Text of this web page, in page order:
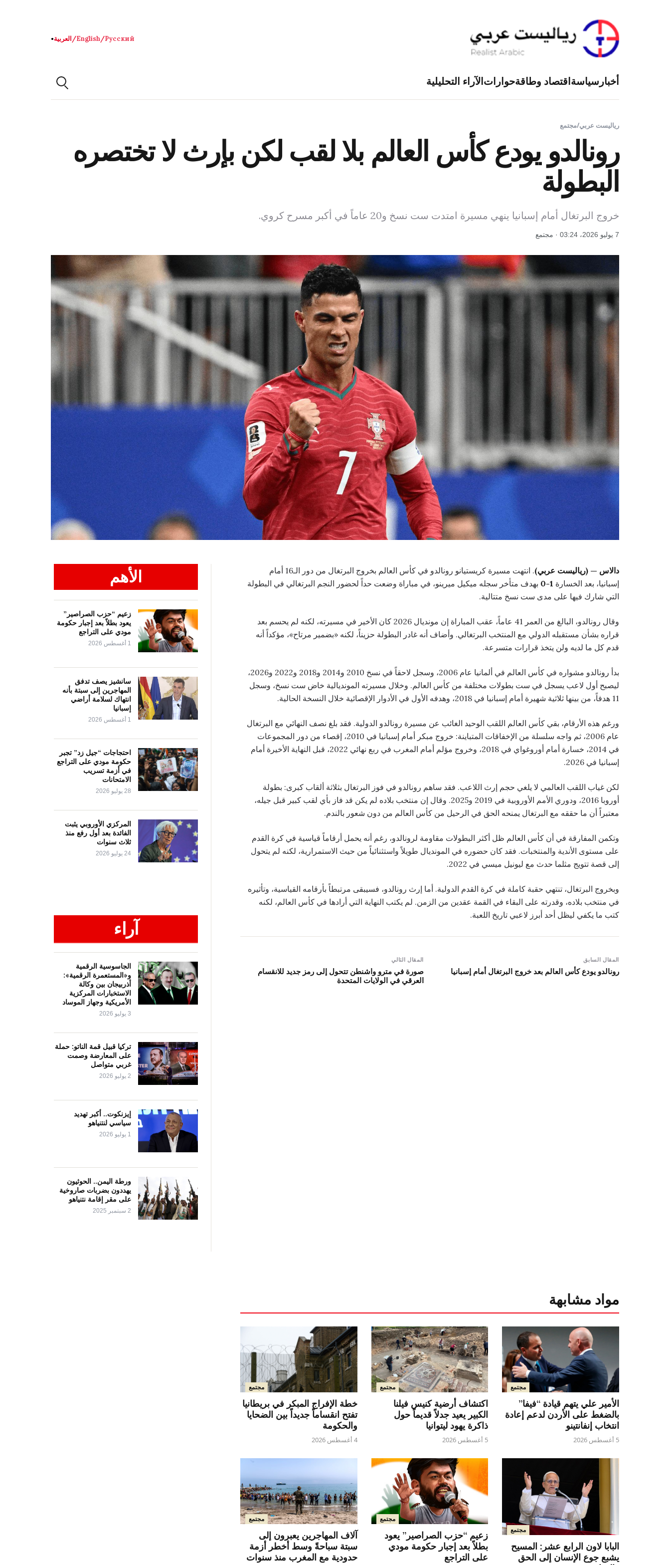
Русский
/
English
/العربية●
أخبار سياسةاقتصاد وطاقةحواراتالآراء التحليلية
رياليست عربي/مجتمع
رونالدو يودع كأس العالم بلا لقب لكن بإرث لا تختصره
البطولة
خروج البرتغال أمام إسبانيا ينهي مسيرة امتدت ست نسخ و20 عاماً في أكبر مسرح كروي.
7 يوليو 2026، 03:24 · مجتمع
دالاس — (رياليست عربي)
. انتهت مسيرة كريستيانو رونالدو في كأس العالم بخروج البرتغال من دور الـ16 أمام
إسبانيا، بعد الخسارة 1-0
بهدف متأخر سجله ميكيل ميرينو، في مباراة وضعت حداً لحضور النجم البرتغالي في البطولة
التي شارك فيها على مدى ست نسخ متتالية.
وقال رونالدو، البالغ من العمر 41 عاماً، عقب المباراة إن مونديال 2026 كان الأخير في مسيرته، لكنه لم يحسم بعد
قراره بشأن مستقبله الدولي مع المنتخب البرتغالي. وأضاف أنه غادر البطولة حزيناً، لكنه «بضمير مرتاح»، مؤكداً أنه
قدم كل ما لديه ولن يتخذ قرارات متسرعة.
بدأ رونالدو مشواره في كأس العالم في ألمانيا عام 2006، وسجل لاحقاً في نسخ 2010 و2014 و2018 و2022 و2026،
ليصبح أول لاعب يسجل في ست بطولات مختلفة من كأس العالم. وخلال مسيرته المونديالية خاض ست نسخ، وسجل
11 هدفاً، من بينها ثلاثية شهيرة أمام إسبانيا في 2018، وهدفه الأول في الأدوار الإقصائية خلال النسخة الحالية.
ورغم هذه الأرقام، بقي كأس العالم اللقب الوحيد الغائب عن مسيرة رونالدو الدولية. فقد بلغ نصف النهائي مع البرتغال
عام 2006، ثم واجه سلسلة من الإخفاقات المتباينة: خروج مبكر أمام إسبانيا في 2010، إقصاء من دور المجموعات
في 2014، خسارة أمام أوروغواي في 2018، وخروج مؤلم أمام المغرب في ربع نهائي 2022، قبل النهاية الأخيرة أمام
إسبانيا في 2026.
لكن غياب اللقب العالمي لا يلغي حجم إرث اللاعب. فقد ساهم رونالدو في فوز البرتغال بثلاثة ألقاب كبرى: بطولة
أوروبا 2016، ودوري الأمم الأوروبية في 2019 و2025. وقال إن منتخب بلاده لم يكن قد فاز بأي لقب كبير قبل جيله،
معتبراً أن ما حققه مع البرتغال يمنحه الحق في الرحيل من كأس العالم من دون شعور بالندم.
وتكمن المفارقة في أن كأس العالم ظل أكثر البطولات مقاومة لرونالدو، رغم أنه يحمل أرقاماً قياسية في كرة القدم
على مستوى الأندية والمنتخبات. فقد كان حضوره في المونديال طويلاً واستثنائياً من حيث الاستمرارية، لكنه لم يتحول
إلى قصة تتويج مثلما حدث مع ليونيل ميسي في 2022.
وبخروج البرتغال، تنتهي حقبة كاملة في كرة القدم الدولية. أما إرث رونالدو، فسيبقى مرتبطاً بأرقامه القياسية، وتأثيره
في منتخب بلاده، وقدرته على البقاء في القمة عقدين من الزمن. لم يكتب النهاية التي أرادها في كأس العالم، لكنه
كتب ما يكفي ليظل أحد أبرز لاعبي تاريخ اللعبة.
المقال السابق
رونالدو يودع كأس العالم بعد خروج البرتغال أمام إسبانيا
المقال التالي
صورة في مترو واشنطن تتحول إلى رمز جديد للانقسام
العرقي في الولايات المتحدة
الأهم
زعيم “حزب الصراصير”
يعود بطلاً بعد إجبار حكومة
مودي على التراجع
1 أغسطس 2026
سانشيز يصف تدفق
المهاجرين إلى سبتة بأنه
انتهاك لسلامة أراضي
إسبانيا
1 أغسطس 2026
احتجاجات “جيل زد” تجبر
حكومة مودي على التراجع
في أزمة تسريب
الامتحانات
28 يوليو 2026
المركزي الأوروبي يثبت
الفائدة بعد أول رفع منذ
ثلاث سنوات
24 يوليو 2026
آراء
الجاسوسية الرقمية
و«المستعمرة الرقمية»:
أذربيجان بين وكالة
الاستخبارات المركزية
الأمريكية وجهاز الموساد
3 يوليو 2026
تركيا قبيل قمة الناتو: حملة
على المعارضة وصمت
غربي متواصل
2 يوليو 2026
إيزنكوت.. أكبر تهديد
سياسي لنتنياهو
1 يوليو 2026
ورطة اليمن.. الحوثيون
يهددون بضربات صاروخية
على مقر إقامة نتنياهو
2 سبتمبر 2025
مواد مشابهة
مجتمع
الأمير علي يتهم قيادة “فيفا”
بالضغط على الأردن لدعم إعادة
انتخاب إنفانتينو
5 أغسطس 2026
مجتمع
اكتشاف أرضية كنيس فيلنا
الكبير يعيد جدلاً قديماً حول
ذاكرة يهود ليتوانيا
5 أغسطس 2026
مجتمع
خطة الإفراج المبكر في بريطانيا
تفتح انقساماً جديداً بين الضحايا
والحكومة
4 أغسطس 2026
مجتمع
البابا لاون الرابع عشر: المسيح
يشبع جوع الإنسان إلى الحق
مجتمع
زعيم “حزب الصراصير” يعود
بطلاً بعد إجبار حكومة مودي
على التراجع
مجتمع
آلاف المهاجرين يعبرون إلى
سبتة سباحةً وسط أخطر أزمة
حدودية مع المغرب منذ سنوات